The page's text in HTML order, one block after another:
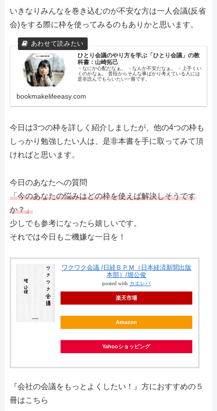
いきなりみんなを巻き込むのが不安な方は一人会議(反省
会)をする際に枠を使ってみるのもありかと思います。
ひとり会議のやり方を学ぶ「ひとり会議」の教
科書：山崎拓己
・なにか心配だなぁ。 ・なんか不安だなぁ。 ・上手くい
くのかなぁ。 普段からそんな事ばかり考えている人には
是非読んでもらいたい一冊です。
bookmakelifeeasy.com
今日は3つの枠を詳しく紹介しましたが、他の4つの枠も
しっかり勉強したい人は、是非本書を手に取ってみて頂
ければと思います。
今日のあなたへの質問
「今のあなたの悩みはどの枠を使えば解決しそうです
か？」
少しでも参考になったら嬉しいです。
それでは今日もご機嫌な一日を！
ワクワク会議 /日経ＢＰＭ（日本経済新聞出版
本部）/堀公俊
posted with カエレバ
楽天市場
Amazon
Yahooショッピング
『会社の会議をもっとよくしたい！』方におすすめの５
冊はこちら